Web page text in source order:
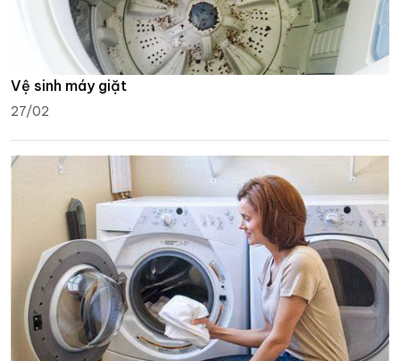
Vệ sinh máy giặt
27/02